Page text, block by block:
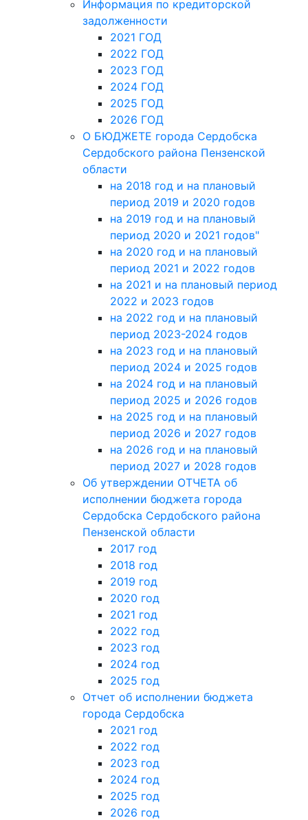
Информация по кредиторской
задолженности
2021 ГОД
2022 ГОД
2023 ГОД
2024 ГОД
2025 ГОД
2026 ГОД
О БЮДЖЕТЕ города Сердобска
Сердобского района Пензенской
области
на 2018 год и на плановый
период 2019 и 2020 годов
на 2019 год и на плановый
период 2020 и 2021 годов"
на 2020 год и на плановый
период 2021 и 2022 годов
на 2021 и на плановый период
2022 и 2023 годов
на 2022 год и на плановый
период 2023-2024 годов
на 2023 год и на плановый
период 2024 и 2025 годов
на 2024 год и на плановый
период 2025 и 2026 годов
на 2025 год и на плановый
период 2026 и 2027 годов
на 2026 год и на плановый
период 2027 и 2028 годов
Об утверждении ОТЧЕТА об
исполнении бюджета города
Сердобска Сердобского района
Пензенской области
2017 год
2018 год
2019 год
2020 год
2021 год
2022 год
2023 год
2024 год
2025 год
Отчет об исполнении бюджета
города Сердобска
2021 год
2022 год
2023 год
2024 год
2025 год
2026 год